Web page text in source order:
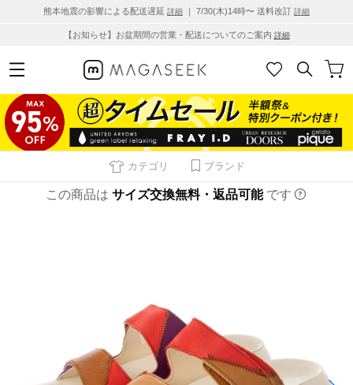
熊本地震の影響による配送遅延 詳細 ｜ 7/30(木)14時〜 送料改訂 詳細
【お知らせ】お盆期間の営業・配送についてのご案内 詳細
カテゴリ ブランド
この商品は サイズ交換無料・返品可能 です